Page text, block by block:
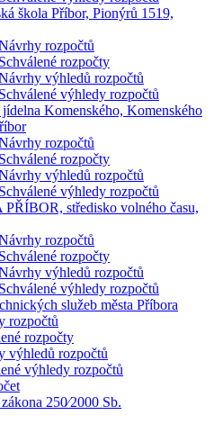
škola Příbor, Pionýrů 1519,
rozpočtů
Schválené rozpočty
výhledů rozpočtů
Schválené výhledy rozpočtů
Komenského, Komenského
rozpočtů
Schválené rozpočty
výhledů rozpočtů
Schválené výhledy rozpočtů
středisko volného času,
rozpočtů
Schválené rozpočty
výhledů rozpočtů
Schválené výhledy rozpočtů
služeb města Příbora
rozpočtů
rozpočty
výhledů rozpočtů
výhledy rozpočtů
250⁄2000 Sb.